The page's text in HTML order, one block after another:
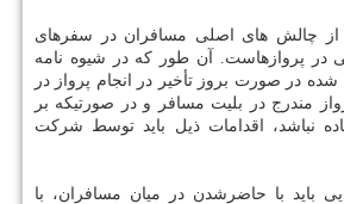
از چالش های اصلی مسافران در سفرهای
در پروازهاست. آن طور که در شیوه نامه
در صورت بروز تأخیر در انجام پرواز در
مندرج در بلیت مسافر و در صورتیکه بر
نباشد، اقدامات ذیل باید توسط شرکت
باید با حاضرشدن در میان مسافران، با